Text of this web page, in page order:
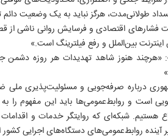
طولانی‌مدت، هرگز نباید به یک وضعیت
فشارهای اقتصادی و فرسایش روانی ناشی از
بین‌الملل و رفع فیلترینگ است.»
«هرچند هنوز شاهد تهدیدات هر روزه دشمن
درباره صرفه‌جویی و مسئولیت‌پذیری ملی
است و روابط‌عمومی‌ها باید این مفهوم را
هستیم. شبکه‌ای که روایتگر خدمات و
روابط‌عمومی‌های دستگاه‌های اجرایی
آژانس عکس
انتشارات ایران
سازمان آگهی ها
دفاع
تاریخ
تاریخ
سر دلبران
علوم
روایت